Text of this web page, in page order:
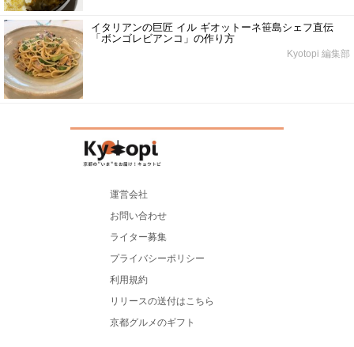
イタリアンの巨匠 イル ギオットーネ笹島シェフ直伝
「ボンゴレビアンコ」の作り方
Kyotopi 編集部
運営会社
お問い合わせ
ライター募集
プライバシーポリシー
利用規約
リリースの送付はこちら
京都グルメのギフト